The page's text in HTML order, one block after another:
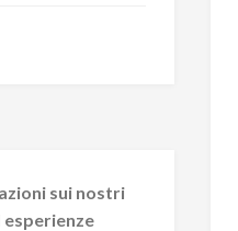
sui nostri